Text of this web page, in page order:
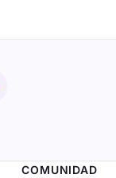
COMUNIDAD